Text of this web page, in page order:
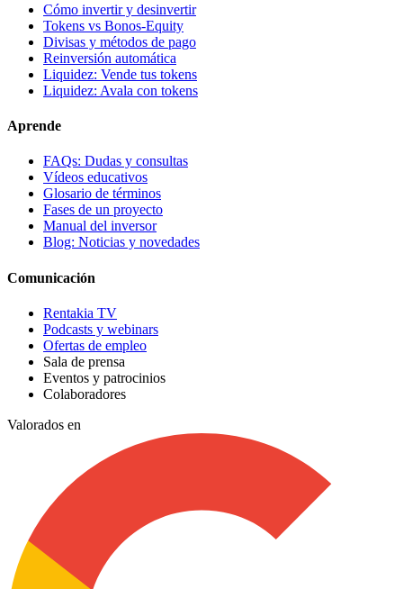
Cómo invertir y desinvertir
Tokens vs Bonos-Equity
Divisas y métodos de pago
Reinversión automática
Liquidez: Vende tus tokens
Liquidez: Avala con tokens
Aprende
FAQs: Dudas y consultas
Vídeos educativos
Glosario de términos
Fases de un proyecto
Manual del inversor
Blog: Noticias y novedades
Comunicación
Rentakia TV
Podcasts y webinars
Ofertas de empleo
Sala de prensa
Eventos y patrocinios
Colaboradores
Valorados en